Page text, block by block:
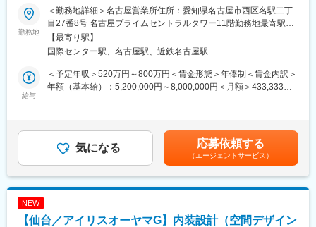
を中心に、学校や公共施設の空間デザインを行っております。ス
ピード感をもって新しいことにチャレンジする。そんな社風の会
社です。変化し成長し続けることにやりがいをもって取り組める
仲間を募集しています。
■当社グループについて：
アイリスオーヤマグループは家電、法人向けLED照明、日用雑貨
トは学校・官公庁（都道府県庁、市町村庁など含む）・福祉施設
（老人ホーム、公民館、病院など）が中心となります。
■業務概要：
オフィス・学校・福祉施設・公共施設向け家具の総合メーカーに
おいて、空間デザイン（内装工事含む）をご担当いただきます。
■業務詳細：
次世代のオフィスデザイン・設計・提案を行っていただきます。
・空間提案に際する提案資料の作成
・プラン確定後は、空間の実施設計
・お客様との打ち合わせ、ヒアリング（営業との同行）、デザイ
オフィス／教育施設／福祉施設等
勤務地
＜勤務地詳細＞名古屋営業所住所：愛知県名古屋市西区名駅二丁
目27番8号 名古屋プライムセントラルタワー11階勤務地最寄駅：
国際センター駅受動喫煙対策：屋内全面禁煙変更の範囲：会社の
定める事業所
【最寄り駅】
国際センター駅、名古屋駅、近鉄名古屋駅
給与
＜予定年収＞520万円～800万円＜賃金形態＞年俸制＜賃金内訳＞
年額（基本給）：5,200,000円～8,000,000円＜月額＞433,333円
プを実施しています。賃金はあくまでも目安の金額であり、選考
を通じて上下する可能性があります。月給(月額)は固定手当を含め
た表記です。
気になる 応募依頼する
（エージェントサービス）
NEW
【仙台／アイリスオーヤマG】内装設計（空間デザイン